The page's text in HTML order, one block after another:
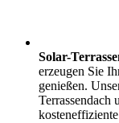
Solar-
erzeugen Sie
genießen.
Terrassendach